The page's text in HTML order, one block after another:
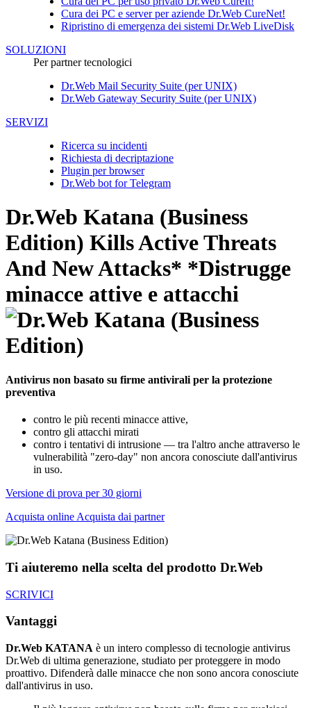
Cura dei PC e server per aziende Dr.Web CureNet!
Ripristino di emergenza dei sistemi Dr.Web LiveDisk
SOLUZIONI
Per partner tecnologici
Dr.Web Mail Security Suite (per UNIX)
Dr.Web Gateway Security Suite (per UNIX)
SERVIZI
Ricerca su incidenti
Richiesta di decriptazione
Plugin per browser
Dr.Web bot for Telegram
Dr.Web Katana (Business
Edition) Kills Active Threats
And New Attacks* *Distrugge
minacce attive e attacchi
Antivirus non basato su firme antivirali per la protezione
preventiva
contro le più recenti minacce attive,
contro gli attacchi mirati
contro i tentativi di intrusione — tra l'altro anche attraverso le
vulnerabilità "zero-day" non ancora conosciute dall'antivirus
in uso.
Versione di prova per 30 giorni
Acquista online Acquista dai partner
Ti aiuteremo nella scelta del prodotto Dr.Web
SCRIVICI
Vantaggi
Dr.Web KATANA è un intero complesso di tecnologie antivirus
Dr.Web di ultima generazione, studiato per proteggere in modo
proattivo. Difenderà dalle minacce che non sono ancora conosciute
dall'antivirus in uso.